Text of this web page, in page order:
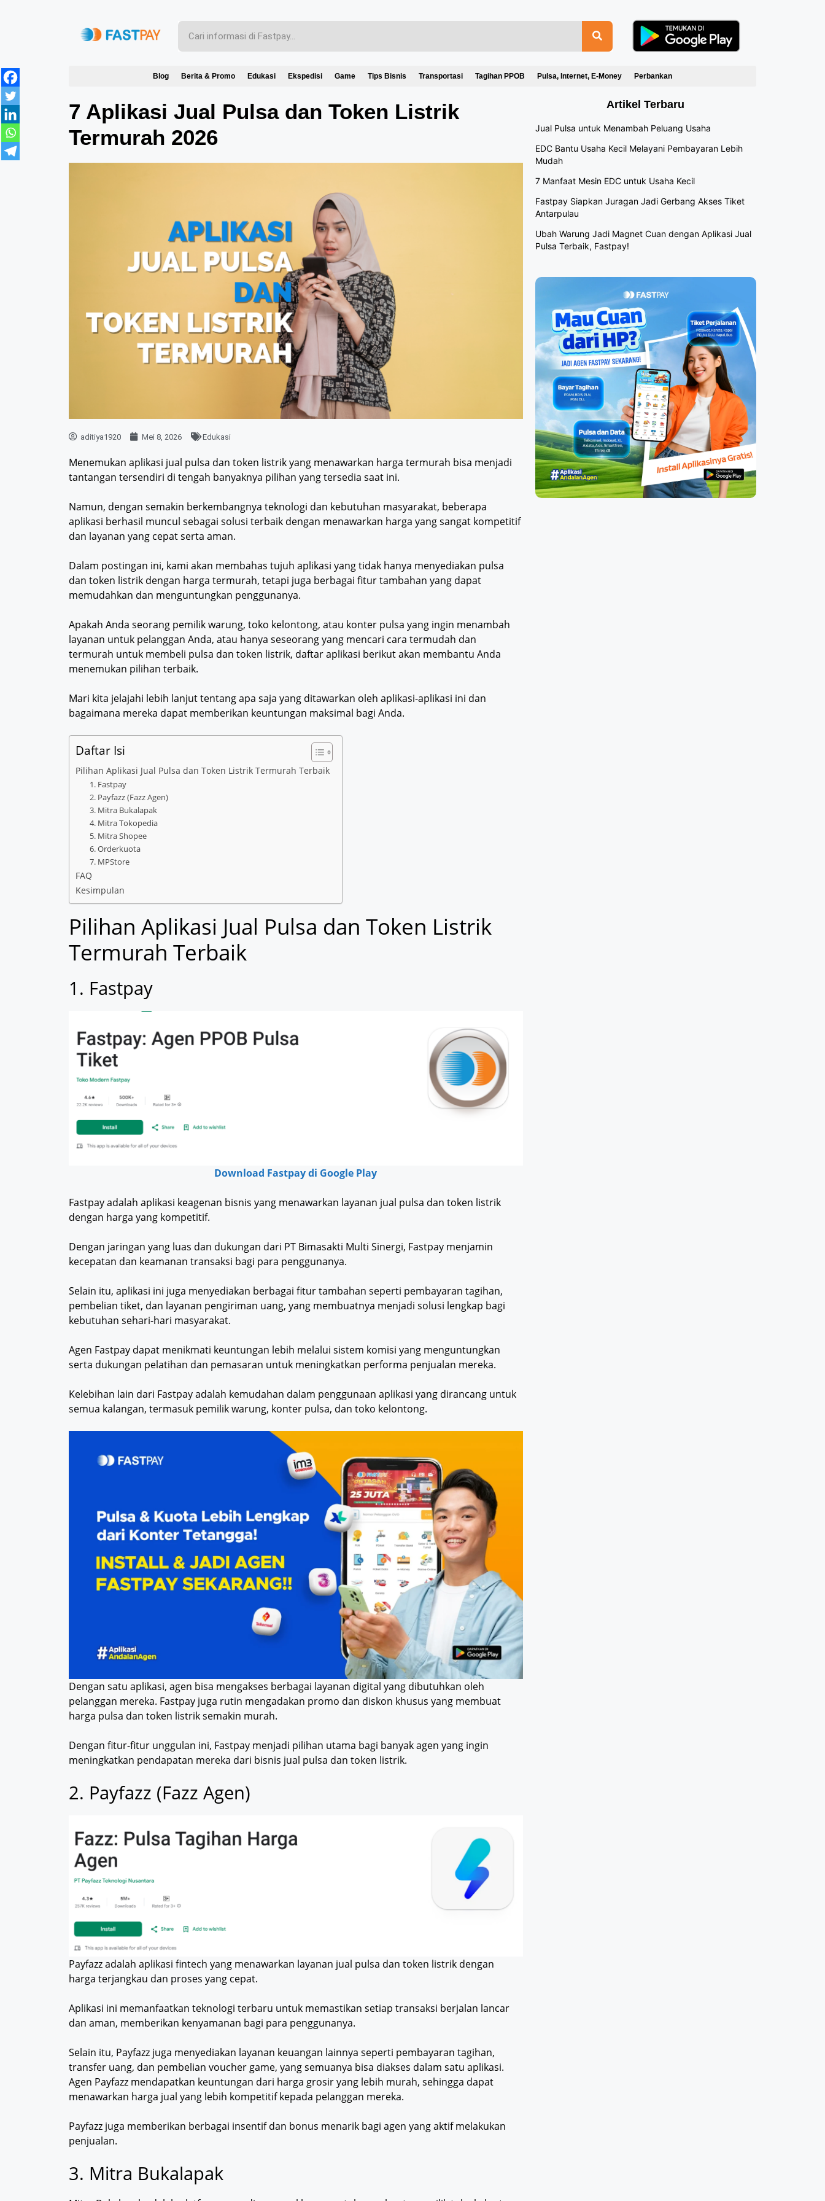
Blog Berita & Promo Edukasi Ekspedisi Game Tips Bisnis Transportasi Tagihan PPOB Pulsa, Internet, E-Money Perbankan
7 Aplikasi Jual Pulsa dan Token Listrik
Termurah 2026
aditiya1920 Mei 8, 2026 Edukasi
Menemukan aplikasi jual pulsa dan token listrik yang menawarkan harga termurah bisa menjadi
tantangan tersendiri di tengah banyaknya pilihan yang tersedia saat ini.
Namun, dengan semakin berkembangnya teknologi dan kebutuhan masyarakat, beberapa
aplikasi berhasil muncul sebagai solusi terbaik dengan menawarkan harga yang sangat kompetitif
dan layanan yang cepat serta aman.
Dalam postingan ini, kami akan membahas tujuh aplikasi yang tidak hanya menyediakan pulsa
dan token listrik dengan harga termurah, tetapi juga berbagai fitur tambahan yang dapat
memudahkan dan menguntungkan penggunanya.
Apakah Anda seorang pemilik warung, toko kelontong, atau konter pulsa yang ingin menambah
layanan untuk pelanggan Anda, atau hanya seseorang yang mencari cara termudah dan
termurah untuk membeli pulsa dan token listrik, daftar aplikasi berikut akan membantu Anda
menemukan pilihan terbaik.
Mari kita jelajahi lebih lanjut tentang apa saja yang ditawarkan oleh aplikasi-aplikasi ini dan
bagaimana mereka dapat memberikan keuntungan maksimal bagi Anda.
Daftar Isi
Pilihan Aplikasi Jual Pulsa dan Token Listrik Termurah Terbaik
1. Fastpay
2. Payfazz (Fazz Agen)
3. Mitra Bukalapak
4. Mitra Tokopedia
5. Mitra Shopee
6. Orderkuota
7. MPStore
FAQ
Kesimpulan
Pilihan Aplikasi Jual Pulsa dan Token Listrik
Termurah Terbaik
1. Fastpay
Download Fastpay di Google Play
Fastpay adalah aplikasi keagenan bisnis yang menawarkan layanan jual pulsa dan token listrik
dengan harga yang kompetitif.
Dengan jaringan yang luas dan dukungan dari PT Bimasakti Multi Sinergi, Fastpay menjamin
kecepatan dan keamanan transaksi bagi para penggunanya.
Selain itu, aplikasi ini juga menyediakan berbagai fitur tambahan seperti pembayaran tagihan,
pembelian tiket, dan layanan pengiriman uang, yang membuatnya menjadi solusi lengkap bagi
kebutuhan sehari-hari masyarakat.
Agen Fastpay dapat menikmati keuntungan lebih melalui sistem komisi yang menguntungkan
serta dukungan pelatihan dan pemasaran untuk meningkatkan performa penjualan mereka.
Kelebihan lain dari Fastpay adalah kemudahan dalam penggunaan aplikasi yang dirancang untuk
semua kalangan, termasuk pemilik warung, konter pulsa, dan toko kelontong.
Dengan satu aplikasi, agen bisa mengakses berbagai layanan digital yang dibutuhkan oleh
pelanggan mereka. Fastpay juga rutin mengadakan promo dan diskon khusus yang membuat
harga pulsa dan token listrik semakin murah.
Dengan fitur-fitur unggulan ini, Fastpay menjadi pilihan utama bagi banyak agen yang ingin
meningkatkan pendapatan mereka dari bisnis jual pulsa dan token listrik.
2. Payfazz (Fazz Agen)
Payfazz adalah aplikasi fintech yang menawarkan layanan jual pulsa dan token listrik dengan
harga terjangkau dan proses yang cepat.
Aplikasi ini memanfaatkan teknologi terbaru untuk memastikan setiap transaksi berjalan lancar
dan aman, memberikan kenyamanan bagi para penggunanya.
Selain itu, Payfazz juga menyediakan layanan keuangan lainnya seperti pembayaran tagihan,
transfer uang, dan pembelian voucher game, yang semuanya bisa diakses dalam satu aplikasi.
Agen Payfazz mendapatkan keuntungan dari harga grosir yang lebih murah, sehingga dapat
menawarkan harga jual yang lebih kompetitif kepada pelanggan mereka.
Payfazz juga memberikan berbagai insentif dan bonus menarik bagi agen yang aktif melakukan
penjualan.
3. Mitra Bukalapak
Artikel Terbaru
Jual Pulsa untuk Menambah Peluang Usaha
EDC Bantu Usaha Kecil Melayani Pembayaran Lebih
Mudah
7 Manfaat Mesin EDC untuk Usaha Kecil
Fastpay Siapkan Juragan Jadi Gerbang Akses Tiket
Antarpulau
Ubah Warung Jadi Magnet Cuan dengan Aplikasi Jual
Pulsa Terbaik, Fastpay!